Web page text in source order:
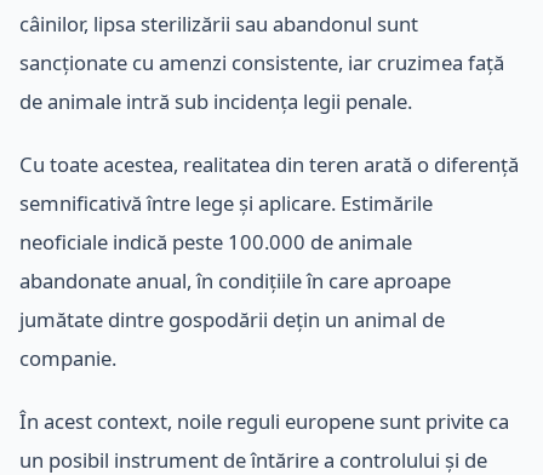
câinilor, lipsa sterilizării sau abandonul sunt
sancționate cu amenzi consistente, iar cruzimea față
de animale intră sub incidența legii penale.
Cu toate acestea, realitatea din teren arată o diferență
semnificativă între lege și aplicare. Estimările
neoficiale indică peste 100.000 de animale
abandonate anual, în condițiile în care aproape
jumătate dintre gospodării dețin un animal de
companie.
În acest context, noile reguli europene sunt privite ca
un posibil instrument de întărire a controlului și de